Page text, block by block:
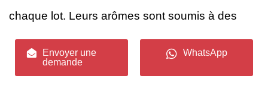
chaque lot. Leurs arômes sont soumis à des
tests rigoureux de pureté et de concentration,
offrant aux formulateurs une tranquillité d'esprit
Envoyer une
demande
WhatsApp